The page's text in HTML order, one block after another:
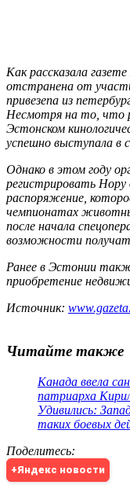
Как рассказала
отстранена от
привезena из
Несмотря на то, что
Эстонском
успешно выступала в
Однако в этом году
регистрировать
распоряжение,
чемпионатах
после начала
возможности
Ранее в Эстонии
приобретение
Источник:
Читайте также
Канада ввела
патриарха
Удивились:
таких боевых
Поделитесь:
+Яндекс новости